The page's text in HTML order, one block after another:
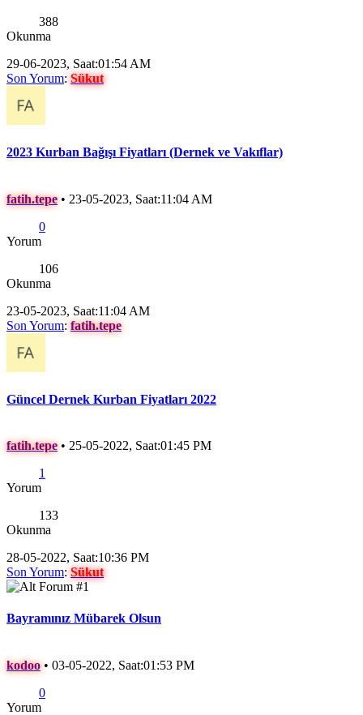
388
Okunma
29-06-2023, Saat:01:54 AM
Son Yorum: Sükut
2023 Kurban Bağışı Fiyatları (Dernek ve Vakıflar)
fatih.tepe • 23-05-2023, Saat:11:04 AM
0
Yorum
106
Okunma
23-05-2023, Saat:11:04 AM
Son Yorum:fatih.tepe
Güncel Dernek Kurban Fiyatları 2022
fatih.tepe • 25-05-2022, Saat:01:45 PM
1
Yorum
133
Okunma
28-05-2022, Saat:10:36 PM
Son Yorum: Sükut
Bayramınız Mübarek Olsun
kodoo • 03-05-2022, Saat:01:53 PM
0
Yorum